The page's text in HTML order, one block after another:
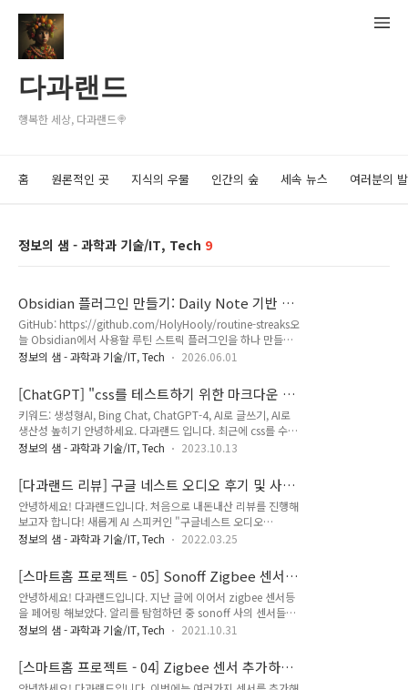
다과랜드
행복한 세상, 다과랜드🍭
홈 원론적인 곳 지식의 우물 인간의 숲 세속 뉴스 여러분의
정보의 샘 - 과학과 기술/IT, Tech 9
Obsidian 플러그인 만들기: Daily Note 기반 루
틴 스트릭 트래커, Routine Streaks
GitHub: https://github.com/HolyHooly/routine-streaks오
늘 Obsidian에서 사용할 루틴 스트릭 플러그인을 하나 만들었
다. 이름은 Routine Streaks.코덱스와 함께 단 하루만에
산성에 놀라움을 감추지 못하겠다. 아래 글도 기능을 설명하는
부분은 AI로 작성되었다. 핵심 아이디어는 간단하다.루틴 완료
기록의 원본은 플러그인 데이터가 아니라, Daily Note 안의 체
크박스여야 한다.예를 들면 이런 식이다.- [ ] 물 마시기
#routine/morning- [x] 일기 쓰기 #routine/eveningRoutine
정보의 샘 - 과학과 기술/IT, Tech 2026.06.01
[ChatGPT] "css를 테스트하기 위한 마크다운 샘
플을 만들어줘" + "이 경험을 바탕으로 블로그 글
써줘"
키워드: 생성형AI, Bing Chat, ChatGPT-4, AI로 글쓰기, AI로
생산성 높히기 안녕하세요. 다과랜드 입니다. 최근에 css를 수정
할 일이 있었는데, 모든 마크다운 요소를 일일이 입력하고 테스
마크다운 샘플들이 있긴 하지만, 몇몇 요소들이 빠져있는 경우가
많았습니다. 그래서 저는 최근에 인기있는 생성형 AI인 Bing
Chat을 이용해서 샘플을 요청해봤습니다. 그리고 그 결과가 정
말 놀랍더라고요. 마크다운의 모든 요소를 포함한 샘플을 만들어
달라고 하니, 정말로 그렇게 해주었습니다. 뿐만 아니라, 저는 이
와 같은 초안을 작성해주었습니다. 안녕하세요, 오늘은 Bing ..
정보의 샘 - 과학과 기술/IT, Tech 2023.10.13
[다과랜드 리뷰] 구글 네스트 오디오 후기 및 사
용기
안녕하세요! 다과랜드입니다. 처음으로 내돈내산 리뷰를 진행해
보고자 합니다! 새롭게 AI 스피커인 "구글네스트 오디오
(Google Nest Audio) 그레이"를 영입하게 되었습니다! 스마트
아올 때 반겨주는 목소리가 있으면 좋겠어서 구입하게 되었습니
다. 현재는 한달 정도 사용해보고 작성하는 후기임을 알려드립니
다. 첫 인상 구글 네스트 오디오의 박스 외관이에요. 요즘 스타일
에 맞게 깔끔한 디자인에 비닐이 한 겹 씌워져 있답니다. 처음 들
었을 때는 꽤나 묵직하다는 느낌을 받았어요. 실제로 1.2kg으로
충전기가 정갈하게 들어있었습니다. 사람들이 많이 이야기하는
배게 모양이 어떤 말을 하..
정보의 샘 - 과학과 기술/IT, Tech 2022.03.25
[스마트홈 프로젝트 - 05] Sonoff Zigbee 센서
추가하기 - 2
안녕하세요! 다과랜드입니다. 지난 글에 이어서 zigbee 센서등
을 페어링 해보았다. 알리를 탐험하던 중 sonoff 사의 센서들이
가격과 디자인 모두 맘에 들었다. 그래서 바로 구매를 했다. 여기
직접 CC2531을 통해 만든 것이다. 온습도 센서 2개, 버튼 1개,
도어센서 1개를 구매했다. 각각 SNZB-02, SNZB-01, SNZB-
정보의 샘 - 과학과 기술/IT, Tech 2021.10.31
[스마트홈 프로젝트 - 04] Zigbee 센서 추가하기
- 1